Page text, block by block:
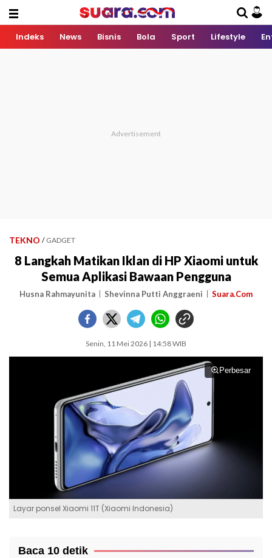
Indeks News Bisnis Bola Sport Lifestyle
TEKNO / GADGET
8 Langkah Matikan Iklan di HP Xiaomi untuk
Semua Aplikasi Bawaan Pengguna
Husna Rahmayunita Shevinna Putti Anggraeni Suara.Com
Senin, 11 Mei 2026 | 14:58 WIB
Perbesar
Layar ponsel Xiaomi 11T (Xiaomi Indonesia)
Baca 10 detik